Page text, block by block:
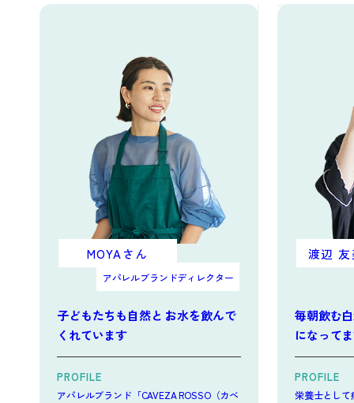
子どもたちも自然と お水を飲んで
くれています
MOYAさん
アパレルブランドディレクター
PROFILE
アパレルブランド「CAVEZA ROSSO（カベ
毎朝飲む
になって
渡辺
PROFILE
栄養士とし